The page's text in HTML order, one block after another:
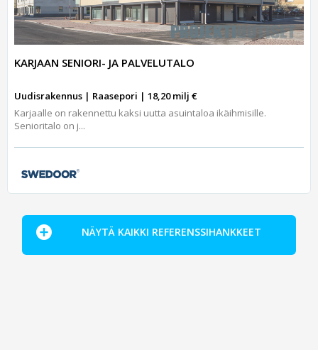
KARJAAN SENIORI- JA PALVELUTALO
Uudisrakennus | Raasepori | 18,20 milj €
Karjaalle on rakennettu kaksi uutta asuintaloa ikäihmisille.
Senioritalo on j...
NÄYTÄ KAIKKI REFERENSSIHANKKEET